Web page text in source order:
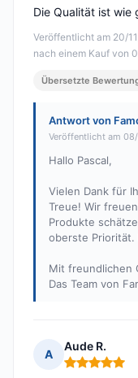
Veröffentlicht am 20/
nach einem Kauf von
Die Qualität ist wie
Übersetzte
Antwort von
Veröffentlicht am
Hallo Pascal,
Vielen Dank für
Treue! Wir
Produkte
oberste Priorität.
Mit freundlichen
Das Team von
A
Aude R.
Hinweis: 5